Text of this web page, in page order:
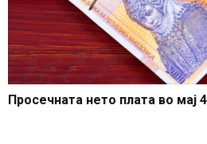
Просечната нето плата во мај